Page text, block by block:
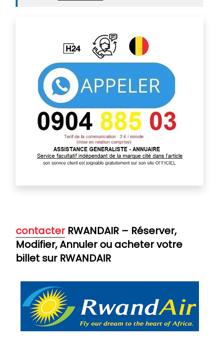
contacterRWANDAIR – Réserver,
Modifier, Annuler ou acheter votre
billet sur RWANDAIR